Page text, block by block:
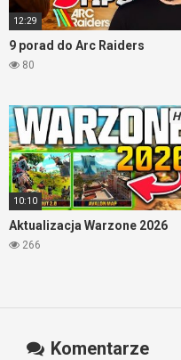
12:29
9 porad do Arc Raiders
80
10:10
Aktualizacja Warzone 2026
266
Komentarze